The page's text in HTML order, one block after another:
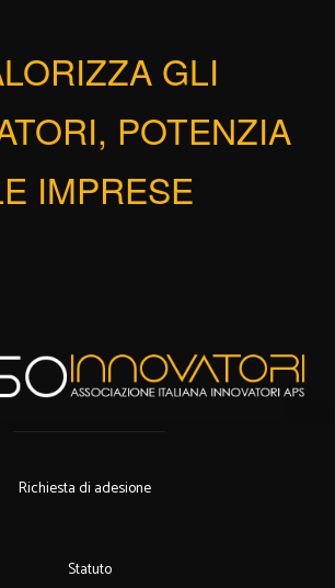
GLI
POTENZIA
IMPRESE
Richiesta di adesione
Statuto